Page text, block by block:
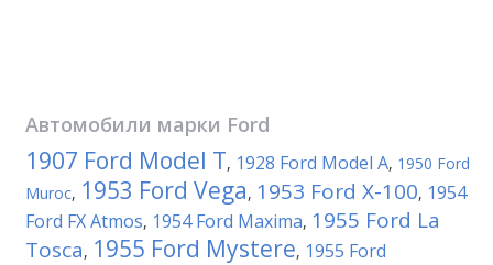
Автомобили марки Ford
1907 Ford Model T, 1928 Ford Model A, 1950 Ford
Muroc, 1953 Ford Vega, 1953 Ford X-100, 1954
Ford FX Atmos, 1954 Ford Maxima, 1955 Ford La
Tosca, 1955 Ford Mystere, 1955 Ford